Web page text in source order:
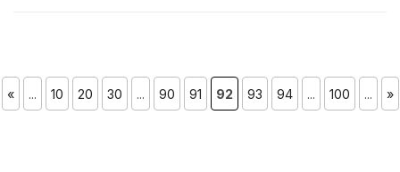
« ... 10 20 30 ... 90 91 92 93 94 ... 100 ... »